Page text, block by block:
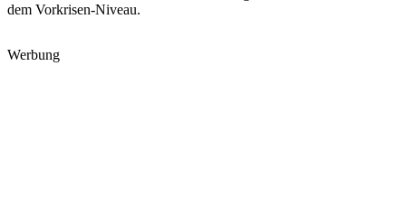
dem Vorkrisen-Niveau.
Werbung